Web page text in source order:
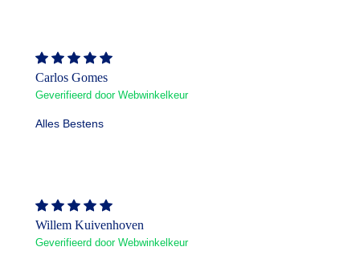
Carlos Gomes
Geverifieerd door Webwinkelkeur
Alles Bestens
Willem Kuivenhoven
Geverifieerd door Webwinkelkeur